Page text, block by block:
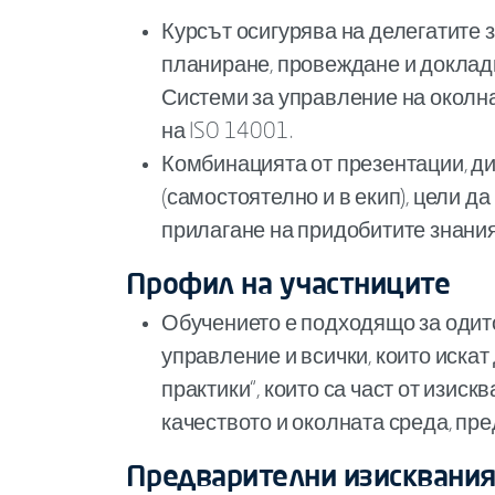
Курсът осигурява на делегатите
планиране, провеждане и
Системи за управление на
на ISO 14001.
Комбинацията от презентации,
(самостоятелно и в екип), цели
прилагане на придобитите
Профил на участниците
Обучението е подходящо за
управление и всички, които
практики“, които са част от
качеството и околната среда,
Предварителни